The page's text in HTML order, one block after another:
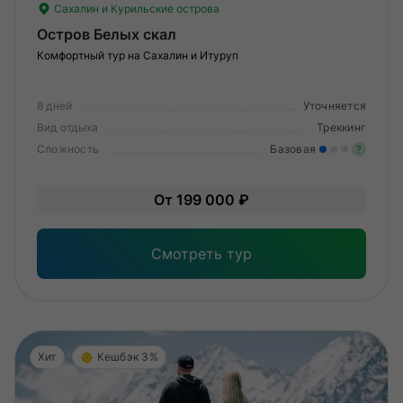
Сахалин и Курильские острова
Остров Белых скал
Комфортный тур на Сахалин и Итуруп
8 дней
Уточняется
Вид отдыха
Треккинг
Сложность
Базовая ?
От 199 000 ₽
Смотреть тур
Хит Кешбэк 3%